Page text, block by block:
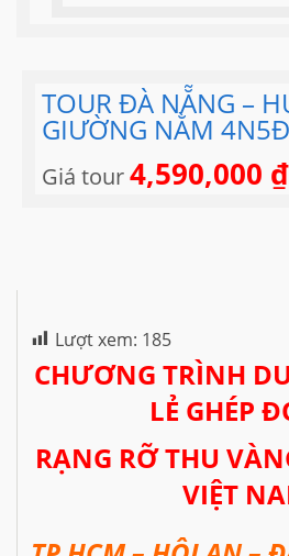
TOUR ĐÀ NẴNG –
GIƯỜNG NẰM 4N5Đ
Giá tour4,590,000 ₫
Lượt xem: 185
CHƯƠNG TRÌNH
LẺ GHÉP
RẠNG RỠ THU
VIỆT